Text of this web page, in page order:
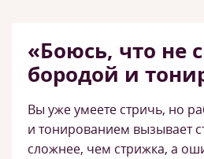
«Боюсь, что не
бородой и
Вы уже умеете стричь, но
и тонированием вызывает
сложнее, чем стрижка, а